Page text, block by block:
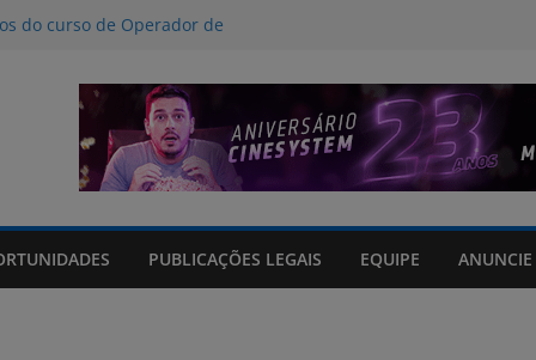
do curso de Operador de
poucas chances de cura para o
climático, portaria suspende
FURG até sexta (7) pela manhã
PUBLICAÇÕES LEGAIS EQUIPE ANUNCIE